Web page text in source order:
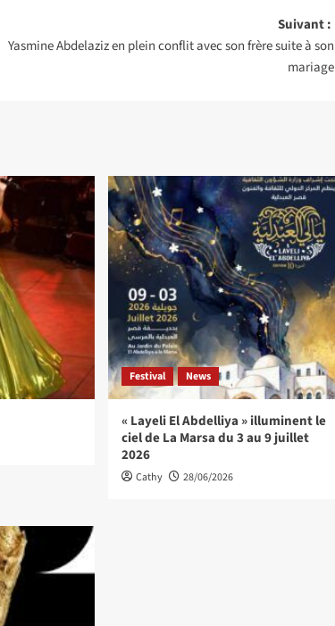
Suivant :
Yasmine Abdelaziz en plein conflit avec son frère suite à son
mariage
Festival News
« Layeli El Abdelliya » illuminent le
ciel de La Marsa du 3 au 9 juillet
2026
Cathy 28/06/2026